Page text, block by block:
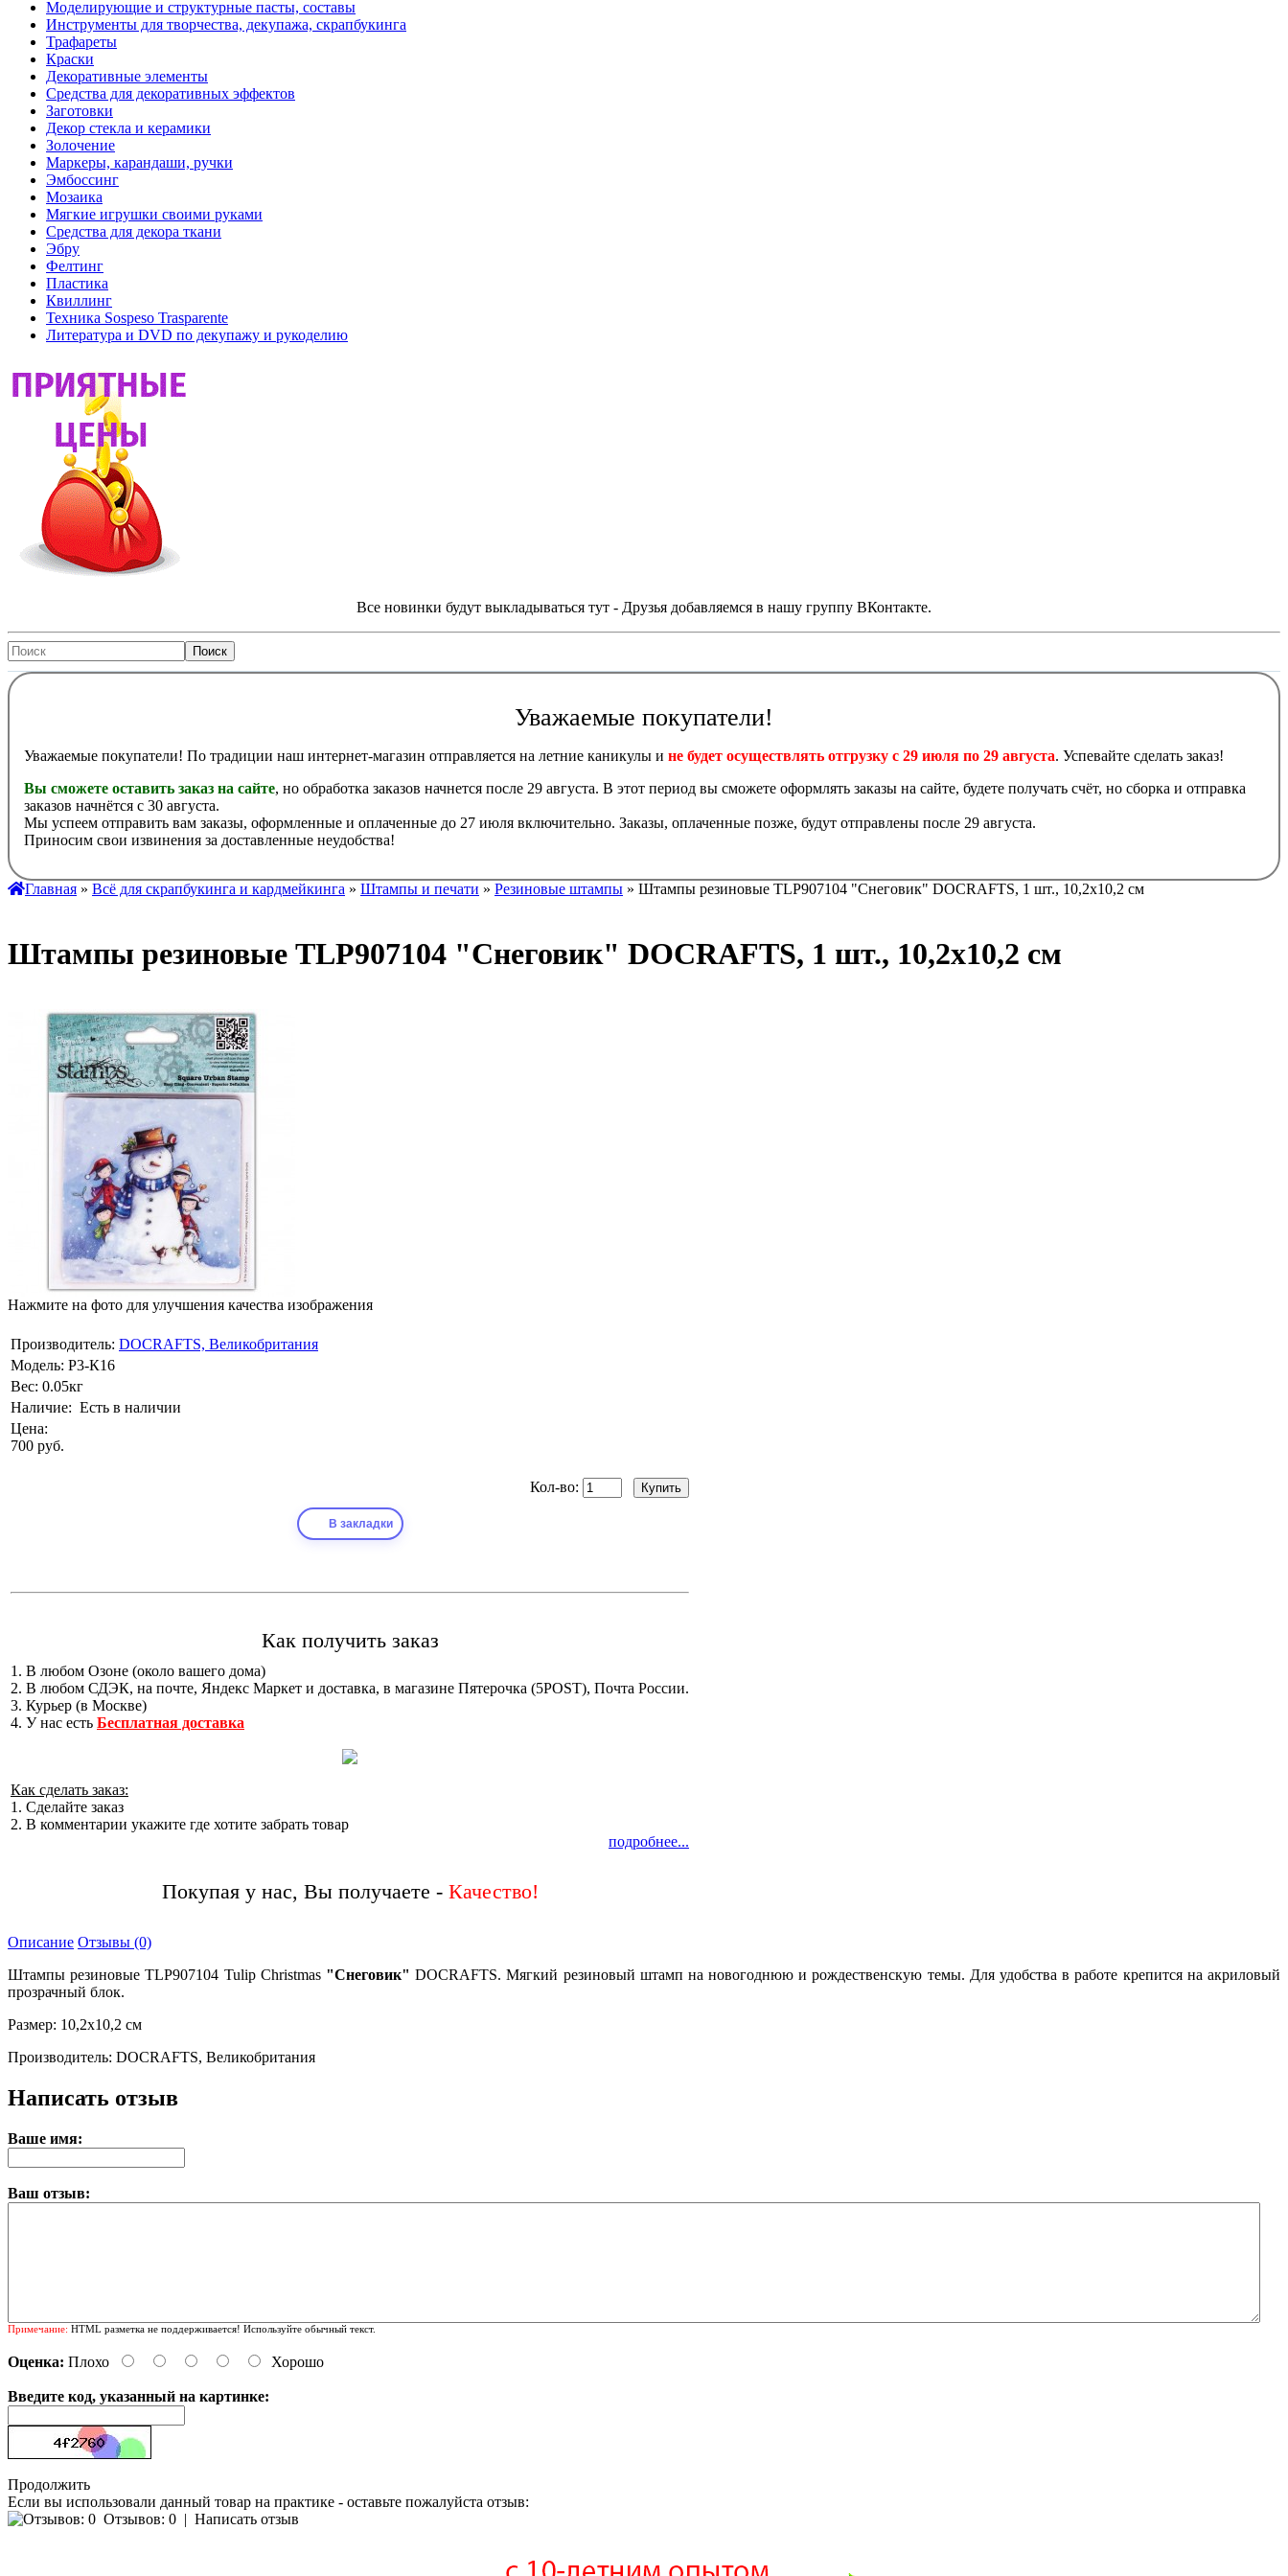
Моделирующие и структурные пасты, составы
Инструменты для творчества, декупажа, скрапбукинга
Трафареты
Краски
Декоративные элементы
Средства для декоративных эффектов
Заготовки
Декор стекла и керамики
Золочение
Маркеры, карандаши, ручки
Эмбоссинг
Мозаика
Мягкие игрушки своими руками
Средства для декора ткани
Эбру
Фелтинг
Пластика
Квиллинг
Техника Sospeso Trasparente
Литература и DVD по декупажу и рукоделию
Все новинки будут выкладываться тут - Друзья добавляемся в нашу группу ВКонтакте.
Уважаемые покупатели!
Уважаемые покупатели! По традиции наш интернет-магазин отправляется на летние каникулы и не будет осуществлять отгрузку с 29 июля по 29 августа. Успевайте сделать заказ!
Вы сможете оставить заказ на сайте, но обработка заказов начнется после 29 августа. В этот период вы сможете оформлять заказы на сайте, будете получать счёт, но сборка и отправка
заказов начнётся с 30 августа.
Мы успеем отправить вам заказы, оформленные и оплаченные до 27 июля включительно. Заказы, оплаченные позже, будут отправлены после 29 августа.
Приносим свои извинения за доставленные неудобства!
Главная » Всё для скрапбукинга и кардмейкинга » Штампы и печати » Резиновые штампы » Штампы резиновые TLP907104 "Снеговик" DOCRAFTS, 1 шт., 10,2х10,2 см
Штампы резиновые TLP907104 "Снеговик" DOCRAFTS, 1 шт., 10,2х10,2 см
Нажмите на фото для улучшения качества изображения
Производитель: DOCRAFTS, Великобритания
Модель: Р3-К16
Вес: 0.05кг
Наличие: Есть в наличии
Цена:
700 руб.
Кол-во:
В закладки
Как получить заказ
1. В любом Озоне (около вашего дома)
2. В любом СДЭК, на почте, Яндекс Маркет и доставка, в магазине Пятерочка (5POST), Почта России.
3. Курьер (в Москве)
4. У нас есть Бесплатная доставка
Как сделать заказ:
1. Сделайте заказ
2. В комментарии укажите где хотите забрать товар
подробнее...
Покупая у нас, Вы получаете - Качество!
Описание Отзывы (0)
Штампы резиновые TLP907104 Tulip Christmas "Снеговик" DOCRAFTS.Мягкий резиновый штамп на новогоднюю и рождественскую темы. Для удобства в работе крепится на акриловый
прозрачный блок.
Размер: 10,2х10,2 см
Производитель: DOCRAFTS, Великобритания
Написать отзыв
Ваше имя:
Ваш отзыв:
Примечание: HTML разметка не поддерживается! Используйте обычный текст.
Оценка: Плохо Хорошо
Введите код, указанный на картинке:
Продолжить
Если вы использовали данный товар на практике - оставьте пожалуйста отзыв:
Отзывов: 0 | Написать отзыв